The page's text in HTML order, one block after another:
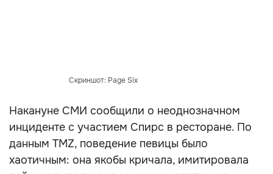
Скриншот: Page Six
Накануне СМИ сообщили о неоднозначном
инциденте с участием Спирс в ресторане. По
данным TMZ, поведение певицы было
хаотичным: она якобы кричала, имитировала